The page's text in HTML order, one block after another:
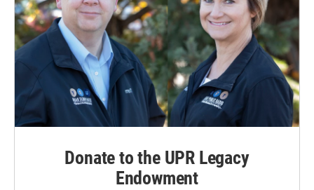
Donate to the UPR Legacy
Endowment